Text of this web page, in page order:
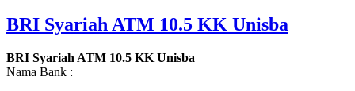
BRI Syariah ATM 10.5 KK Unisba
BRI Syariah ATM 10.5 KK Unisba
Nama Bank :